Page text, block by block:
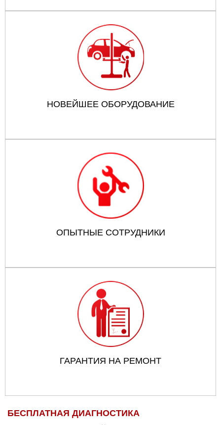
НОВЕЙШЕЕ ОБОРУДОВАНИЕ
ОПЫТНЫЕ СОТРУДНИКИ
ГАРАНТИЯ НА РЕМОНТ
БЕСПЛАТНАЯ ДИАГНОСТИКА